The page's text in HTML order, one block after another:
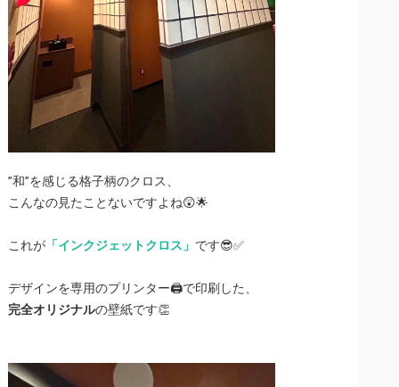
”和”を感じる格子柄のクロス、
こんなの見たことないですよね😲🌟
これが「インクジェットクロス」 です😎✅
デザインを専用のプリンター🖨で印刷した、
完全オリジナルの壁紙です👏